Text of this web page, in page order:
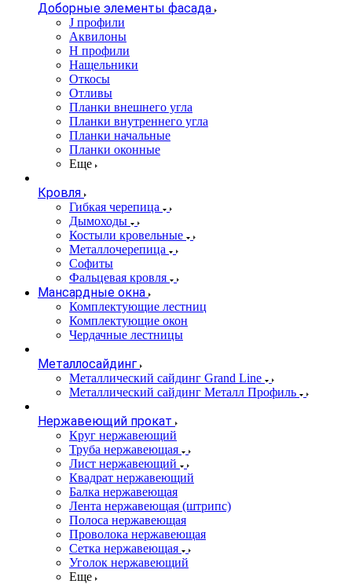
Доборные элементы фасада
J профили
Аквилоны
Н профили
Нащельники
Откосы
Отливы
Планки внешнего угла
Планки внутреннего угла
Планки начальные
Планки оконные
Еще
Кровля
Гибкая черепица
Дымоходы
Костыли кровельные
Металлочерепица
Софиты
Фальцевая кровля
Мансардные окна
Комплектующие лестниц
Комплектующие окон
Чердачные лестницы
Металлосайдинг
Металлический сайдинг Grand Line
Металлический сайдинг Металл Профиль
Нержавеющий прокат
Круг нержавеющий
Труба нержавеющая
Лист нержавеющий
Квадрат нержавеющий
Балка нержавеющая
Лента нержавеющая (штрипс)
Полоса нержавеющая
Проволока нержавеющая
Сетка нержавеющая
Уголок нержавеющий
Еще